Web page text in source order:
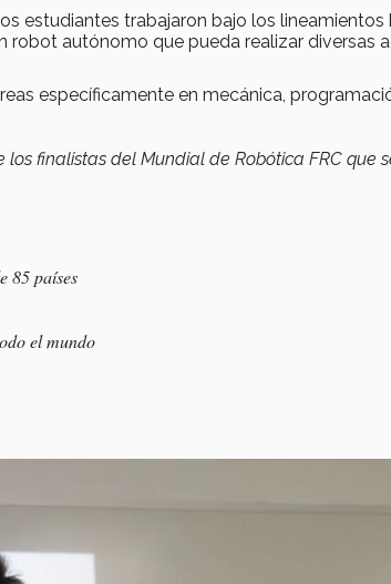
estudiantes trabajaron bajo los lineamientos
robot autónomo que pueda realizar diversas
específicamente en mecánica,
finalistas del Mundial de Robótica FRC que
85 países
el mundo